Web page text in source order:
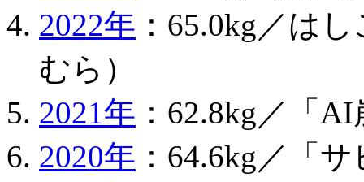
2022年 ：65.0kg／は
むら）
2021年 ：62.8kg／「
2020年 ：64.6kg／「